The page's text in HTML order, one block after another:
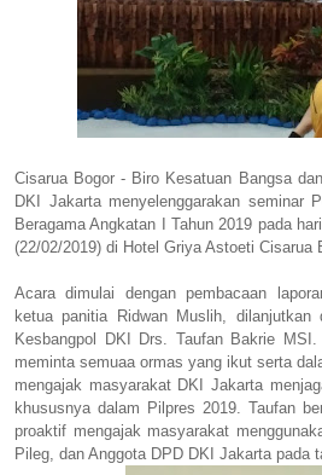
Cisarua Bogor - Biro Kesatuan Bangsa
DKI Jakarta menyelenggarakan seminar
Beragama Angkatan I Tahun 2019 pada
(22/02/2019) di Hotel Griya Astoeti Cisarua
Acara dimulai dengan pembacaan
ketua panitia Ridwan Muslih, dilanjutkan
Kesbangpol DKI Drs. Taufan Bakrie
meminta semuaa ormas yang ikut serta
mengajak masyarakat DKI Jakarta
khususnya dalam Pilpres 2019. Taufan
proaktif mengajak masyarakat
Pileg, dan Anggota DPD DKI Jakarta pada